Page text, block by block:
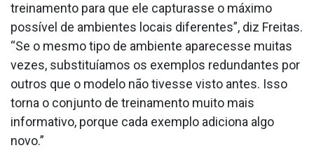
treinamento para que ele capturasse o máximo
possível de ambientes locais diferentes”, diz Freitas.
“Se o mesmo tipo de ambiente aparecesse muitas
vezes, substituíamos os exemplos redundantes por
outros que o modelo não tivesse visto antes. Isso
torna o conjunto de treinamento muito mais
informativo, porque cada exemplo adiciona algo
novo.”